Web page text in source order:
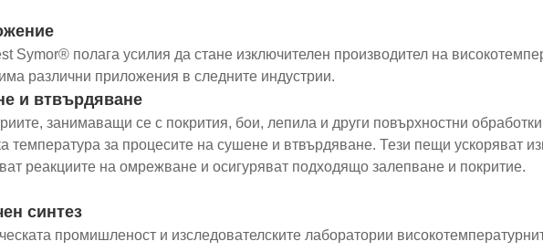
Symor® полага усилия да стане изключителен производител на
различни приложения в следните индустрии.
и втвърдяване
занимаващи се с покрития, бои, лепила и други повърхностни
температура за процесите на сушене и втвърдяване. Тези пещи ускоряват
реакциите на омрежване и осигуряват подходящо залепване и покритие.
синтез
промишленост и изследователските лаборатории